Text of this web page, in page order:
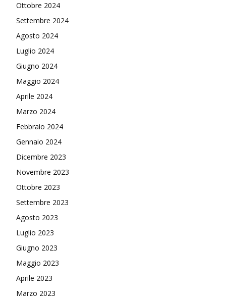
Ottobre 2024
Settembre 2024
Agosto 2024
Luglio 2024
Giugno 2024
Maggio 2024
Aprile 2024
Marzo 2024
Febbraio 2024
Gennaio 2024
Dicembre 2023
Novembre 2023
Ottobre 2023
Settembre 2023
Agosto 2023
Luglio 2023
Giugno 2023
Maggio 2023
Aprile 2023
Marzo 2023